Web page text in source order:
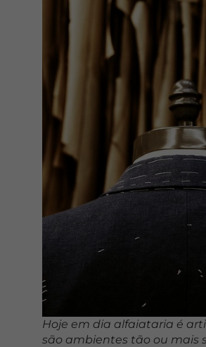
Hoje em dia alfaiataria é
são ambientes tão ou mais